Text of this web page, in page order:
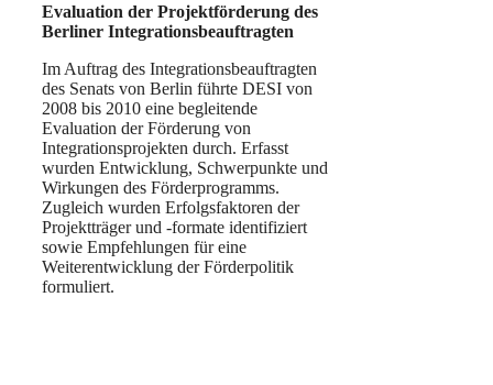
Evaluation der Projektförderung des
Berliner Integrationsbeauftragten
Im Auftrag des Integrationsbeauftragten
des Senats von Berlin führte DESI von
2008 bis 2010 eine begleitende
Evaluation der Förderung von
Integrationsprojekten durch. Erfasst
wurden Entwicklung, Schwerpunkte und
Wirkungen des Förderprogramms.
Zugleich wurden Erfolgsfaktoren der
Projektträger und -formate identifiziert
sowie Empfehlungen für eine
Weiterentwicklung der Förderpolitik
formuliert.